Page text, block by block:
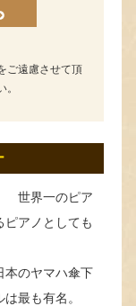
ご遠慮させて頂
世界一のピア
ピアノとしても
のヤマハ傘下
最も有名。